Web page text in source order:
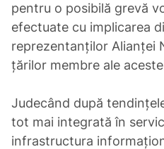
pentru o posibilă grevă
efectuate cu implicarea
reprezentanților Alianței
țărilor membre ale
Judecând după
tot mai integrată în
infrastructura